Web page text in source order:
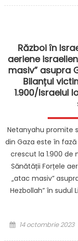
Război în
aeriene
masiv” asupra
Bilanțul
1.900/Israelul
Netanyahu promite
din Gaza este în
crescut la 1.900 de
Sănătății Forțele
„atac masiv”
Hezbollah” în
Posted
14 octombrie 2023